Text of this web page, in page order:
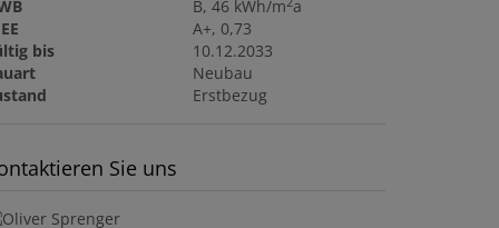
B, 46 kWh/m a
A+, 0,73
bis
10.12.2033
Neubau
Erstbezug
Sie uns